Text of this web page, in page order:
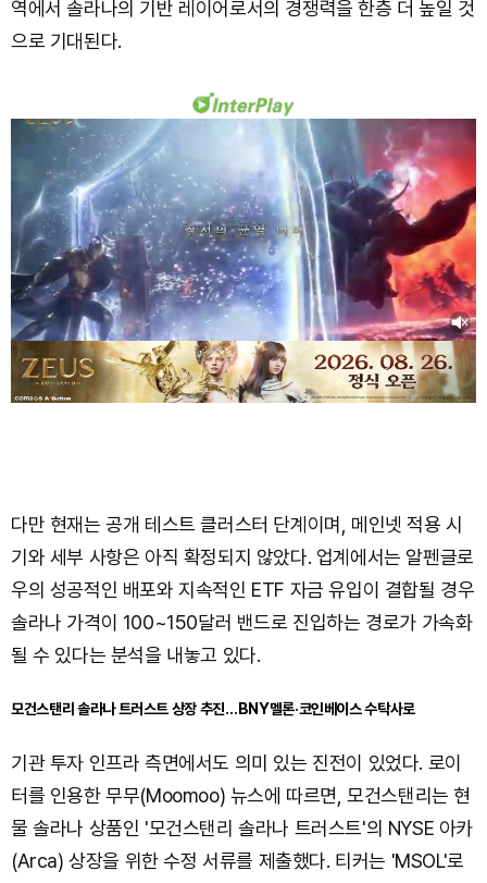
역에서 솔라나의 기반 레이어로서의 경쟁력을 한층 더 높일 것
으로 기대된다.
다만 현재는 공개 테스트 클러스터 단계이며, 메인넷 적용 시
기와 세부 사항은 아직 확정되지 않았다. 업계에서는 알펜글로
우의 성공적인 배포와 지속적인 ETF 자금 유입이 결합될 경우
솔라나 가격이 100~150달러 밴드로 진입하는 경로가 가속화
될 수 있다는 분석을 내놓고 있다.
모건스탠리 솔라나 트러스트 상장 추진…BNY멜론·코인베이스 수탁사로
기관 투자 인프라 측면에서도 의미 있는 진전이 있었다. 로이
터를 인용한 무무(Moomoo) 뉴스에 따르면, 모건스탠리는 현
물 솔라나 상품인 '모건스탠리 솔라나 트러스트'의 NYSE 아카
(Arca) 상장을 위한 수정 서류를 제출했다. 티커는 'MSOL'로